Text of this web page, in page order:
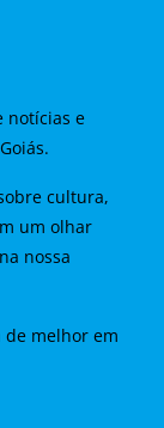
notícias e
cultura,
um olhar
nossa
de melhor em